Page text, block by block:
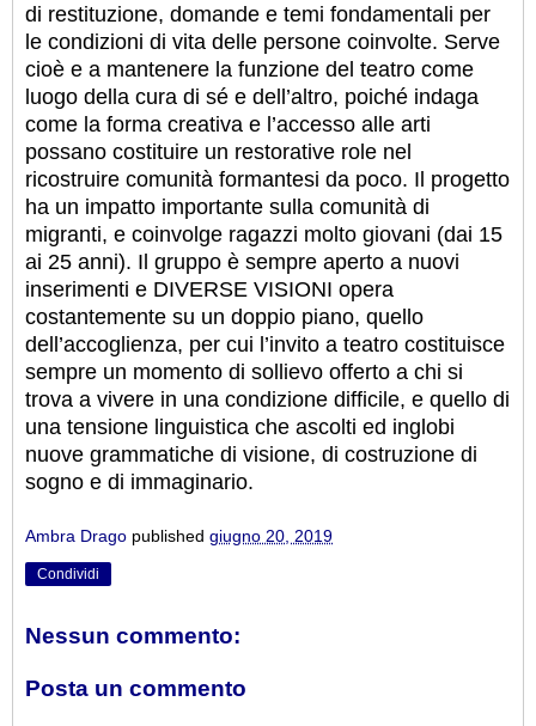
di restituzione, domande e temi fondamentali per
le condizioni di vita delle persone coinvolte. Serve
cioè e a mantenere la funzione del teatro come
luogo della cura di sé e dell’altro, poiché indaga
come la forma creativa e l’accesso alle arti
possano costituire un restorative role nel
ricostruire comunità formantesi da poco. Il progetto
ha un impatto importante sulla comunità di
migranti, e coinvolge ragazzi molto giovani (dai 15
ai 25 anni). Il gruppo è sempre aperto a nuovi
inserimenti e DIVERSE VISIONI opera
costantemente su un doppio piano, quello
dell’accoglienza, per cui l’invito a teatro costituisce
sempre un momento di sollievo offerto a chi si
trova a vivere in una condizione difficile, e quello di
una tensione linguistica che ascolti ed inglobi
nuove grammatiche di visione, di costruzione di
sogno e di immaginario.
Ambra Drago published giugno 20, 2019
Condividi
Nessun commento:
Posta un commento